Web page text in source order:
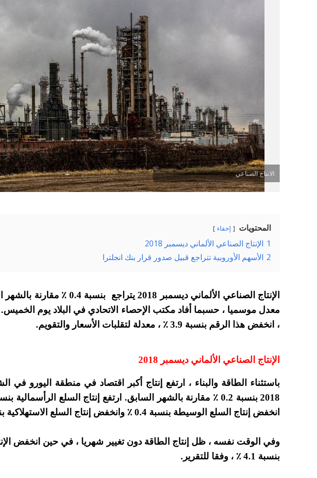
الانتاج الصناعي
المحتويات إخفاء
1 الإنتاج الصناعي الألماني ديسمبر 2018
2 الأسهم الأوروبية تتراجع قبيل صدور قرار بنك انجلترا
الإنتاج الصناعي الألماني ديسمبر 2018
معدل موسميا ، حسبما أفاد مكتب الإحصاء الاتحادي في البلاد يوم
، انخفض هذا الرقم بنسبة 3.9 ٪ ، معدلة لتقلبات الأسعار والتقويم.
الإنتاج الصناعي الألماني ديسمبر 2018
باستثناء الطاقة والبناء ، ارتفع إنتاج أكبر اقتصاد في منطقة اليورو في
انخفض إنتاج السلع الوسيطة بنسبة 0.4 ٪ وانخفض إنتاج السلع الاستهلاكية بنسبة 0.5 ٪.
وفي الوقت نفسه ، ظل إنتاج الطاقة دون تغيير شهريا ، في حين انخفض
بنسبة 4.1 ٪ ، وفقا للتقرير.